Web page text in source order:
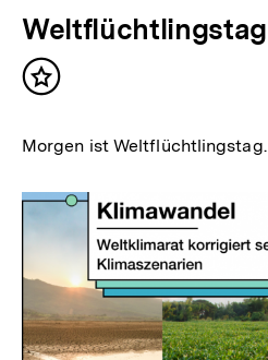
Weltflüchtlingstag
Inhalt
Morgen ist Weltflüchtlingstag.